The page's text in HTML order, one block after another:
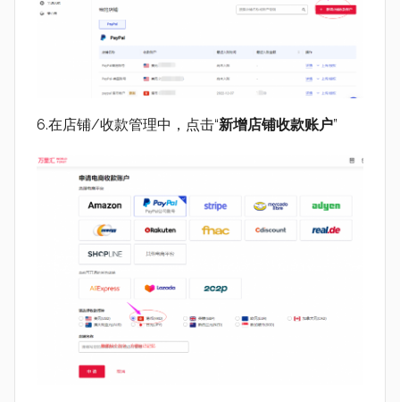
6.在店铺/收款管理中，点击“新增店铺收款账户”